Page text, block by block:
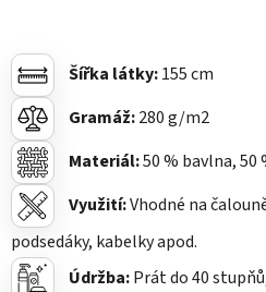
Šířka látky:155 cm
Gramáž:280 g/m2
Materiál:50% bavlna, 50
Využití:Vhodné na
podsedáky, kabelky apod.
Údržba:Prát do 40